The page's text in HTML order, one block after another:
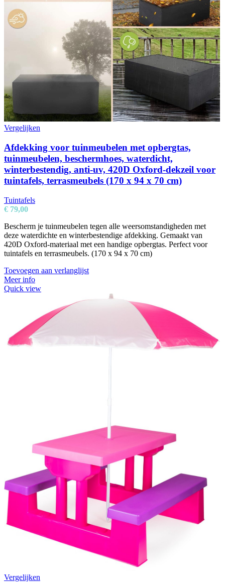
Vergelijken
Afdekking voor tuinmeubelen met opbergtas,
tuinmeubelen, beschermhoes, waterdicht,
winterbestendig, anti-uv, 420D Oxford-dekzeil voor
tuintafels, terrasmeubels (170 x 94 x 70 cm)
Tuintafels
€ 79,00
Bescherm je tuinmeubelen tegen alle weersomstandigheden met
deze waterdichte en winterbestendige afdekking. Gemaakt van
420D Oxford-materiaal met een handige opbergtas. Perfect voor
tuintafels en terrasmeubels. (170 x 94 x 70 cm)
Toevoegen aan verlanglijst
Meer info
Quick view
Vergelijken